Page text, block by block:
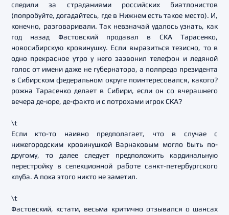
следили за страданиями российских биатлонистов
(попробуйте, догадайтесь, где в Нижнем есть такое место). И,
конечно, разговаривали. Так невзначай удалось узнать, как
год назад Фастовский продавал в СКА Тарасенко,
новосибирскую кровинушку. Если выразиться тезисно, то в
одно прекрасное утро у него зазвонил телефон и ледяной
голос от имени даже не губернатора, а полпреда президента
в Сибирском федеральном округе поинтересовался, какого?
рожна Тарасенко делает в Сибири, если он со вчерашнего
вечера де-юре, де-факто и с потрохами игрок СКА?
\t
Если кто-то наивно предполагает, что в случае с
нижегородским кровинушкой Варнаковым могло быть по-
другому, то далее следует предположить кардинальную
перестройку в селекционной работе санкт-петербургского
клуба. А пока этого никто не заметил.
\t
Фастовский, кстати, весьма критично отзывался о шансах